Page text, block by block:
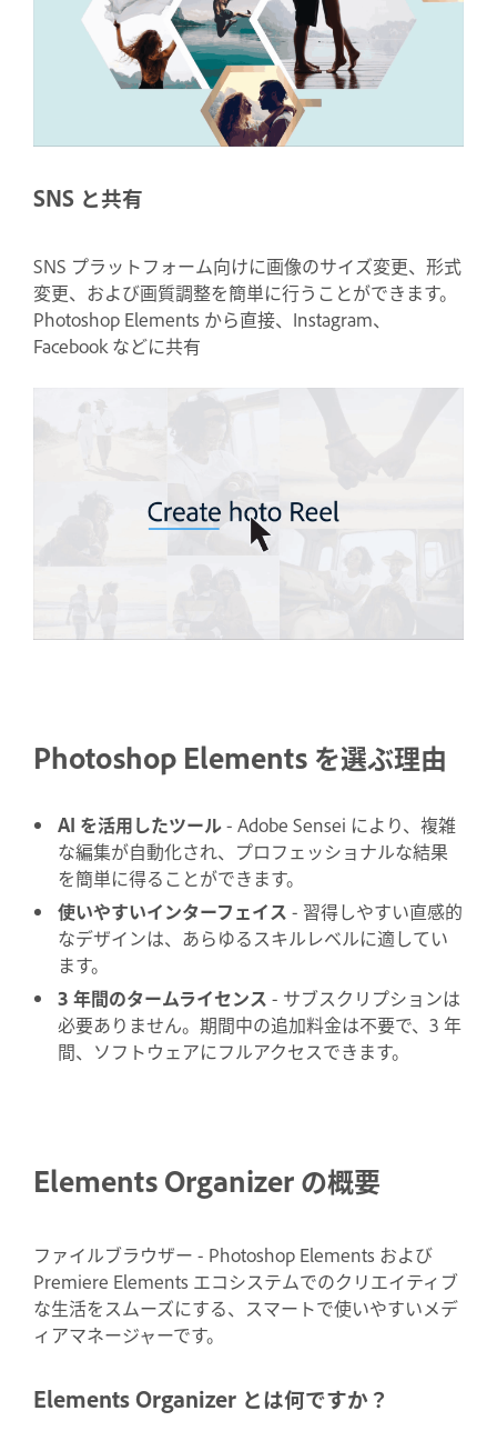
SNS と共有
SNS プラットフォーム向けに画像のサイズ変更、形式
変更、および画質調整を簡単に行うことができます。
Photoshop Elements から直接、Instagram、
Facebook などに共有
Photoshop Elements を選ぶ理由
AI を活用したツール- Adobe Sensei により、複雑
な編集が自動化され、プロフェッショナルな結果
を簡単に得ることができます。
使いやすいインターフェイス - 習得しやすい直感的
なデザインは、あらゆるスキルレベルに適してい
ます。
3 年間のタームライセンス - サブスクリプションは
必要ありません。期間中の追加料金は不要で、3 年
間、ソフトウェアにフルアクセスできます。
Elements Organizer の概要
ファイルブラウザー - Photoshop Elements および
Premiere Elements エコシステムでのクリエイティブ
な生活をスムーズにする、スマートで使いやすいメデ
ィアマネージャーです。
Elements Organizer とは何ですか？